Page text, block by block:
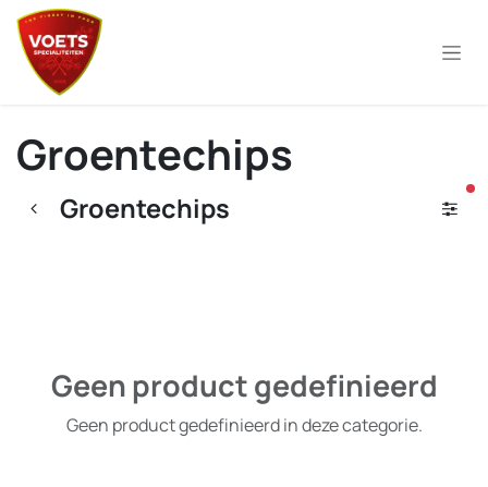
Overslaan naar inhoud
Groentechips
Groentechips
Geen product gedefinieerd
Geen product gedefinieerd in deze categorie.